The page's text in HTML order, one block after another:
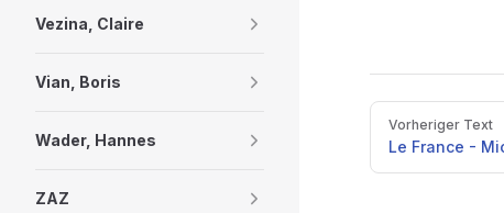
Vezina, Claire
Vian, Boris
Wader, Hannes
ZAZ
PagerVorheriger Text
Le France -